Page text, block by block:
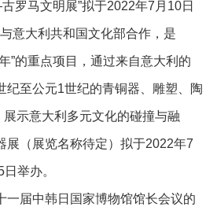
罗马文明展”拟于2022年7月10日
意大利共和国文化部合作，是
”的重点项目，通过来自意大利的
纪至公元1世纪的青铜器、雕塑、陶
示意大利多元文化的碰撞与融
展（展览名称待定）拟于2022年7
举办。
届中韩日国家博物馆馆长会议的